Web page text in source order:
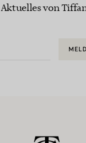
Aktuelles von